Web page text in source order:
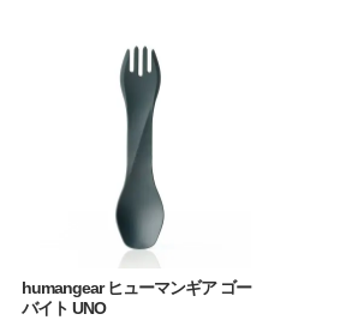
humangear ヒューマンギア ゴー
バイト UNO